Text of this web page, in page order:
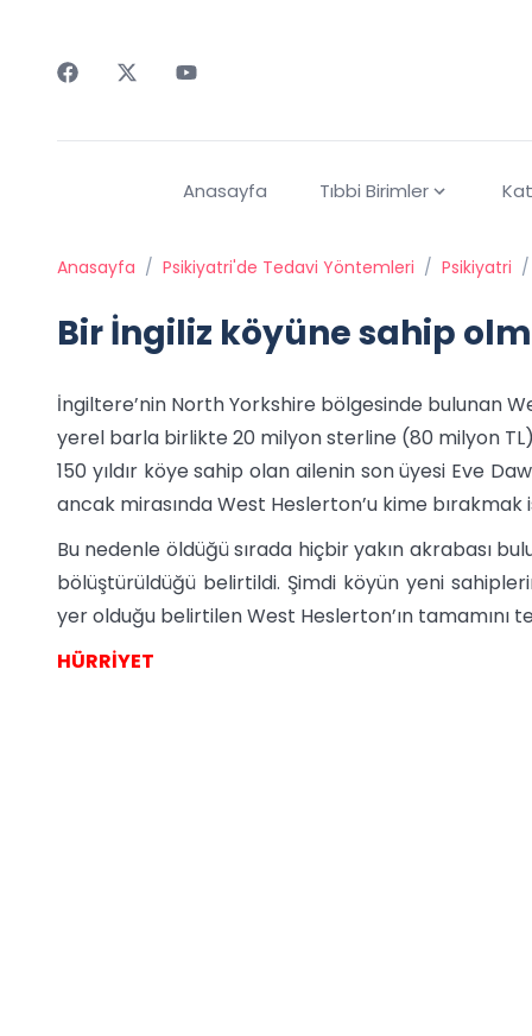
Anasayfa Tıbbi Birimler
Anasayfa / Psikiyatri'de Tedavi Yöntemleri / Psikiyatri /
Bir İngiliz köyüne sahip
İngiltere’nin North Yorkshire bölgesinde bulunan
yerel barla birlikte 20 milyon sterline (80 milyon TL)
150 yıldır köye sahip olan ailenin son üyesi Eve
ancak mirasında West Heslerton’u kime bırakmak
Bu nedenle öldüğü sırada hiçbir yakın akrabası
bölüştürüldüğü belirtildi. Şimdi köyün yeni
yer olduğu belirtilen West Heslerton’ın tamamını
HÜRRİYET